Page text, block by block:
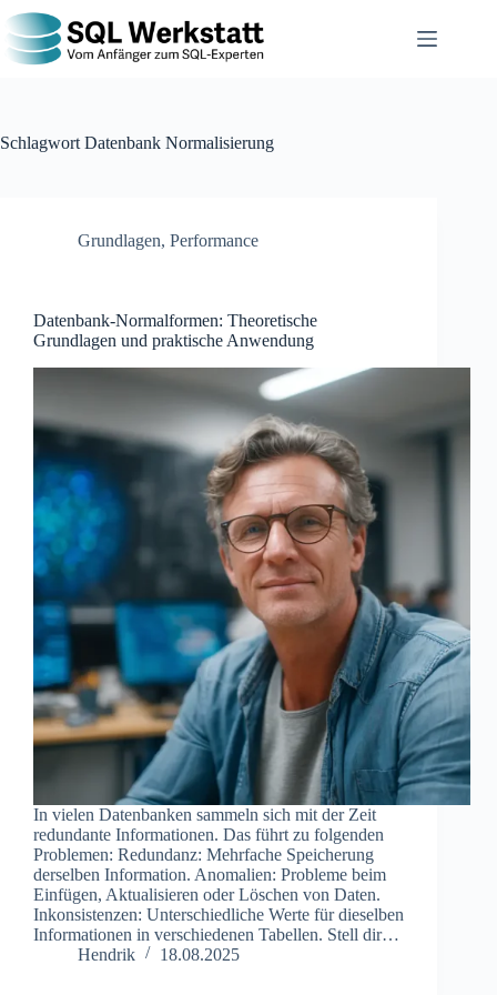
Schlagwort Datenbank Normalisierung
Grundlagen, Performance
Datenbank-Normalformen: Theoretische
Grundlagen und praktische Anwendung
In vielen Datenbanken sammeln sich mit der Zeit
redundante Informationen. Das führt zu folgenden
Problemen: Redundanz: Mehrfache Speicherung
derselben Information. Anomalien: Probleme beim
Einfügen, Aktualisieren oder Löschen von Daten.
Inkonsistenzen: Unterschiedliche Werte für dieselben
Informationen in verschiedenen Tabellen. Stell dir…
Hendrik
18.08.2025